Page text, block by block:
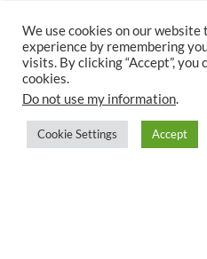
We use cookies on our
experience by remembering
visits. By clicking “Accept”,
cookies.
Do not use my information.
Cookie Settings Accept